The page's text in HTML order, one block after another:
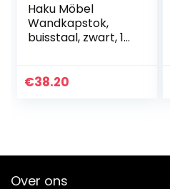
Haku Möbel
Wandkapstok,
buisstaal, zwart, 18
€38.20
Over ons